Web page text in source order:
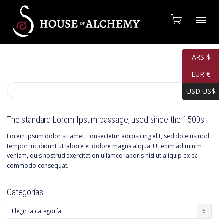
The standard Lorem Ipsum passage, used since the 1500s
Lorem ipsum dolor sit amet, consectetur adipisicing elit, sed do eiusmod
tempor incididunt ut labore et dolore magna aliqua. Ut enim ad minim
veniam, quis nostrud exercitation ullamco laboris nisi ut aliquip ex ea
commodo consequat.
Categorías
Categorías
ARS $
EUR €
USD US$